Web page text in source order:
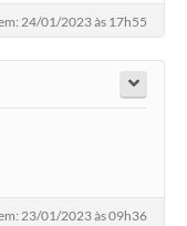
24/01/2023 às 17h55
23/01/2023 às 09h36